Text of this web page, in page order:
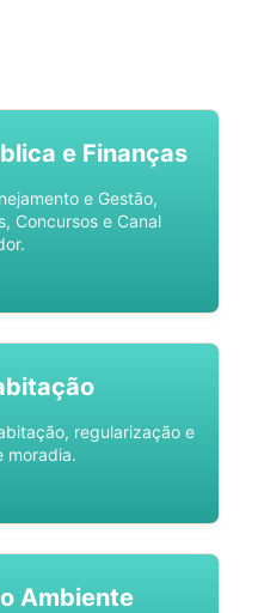
e Finanças
e Gestão,
Concursos e Canal
regularização e
moradia.
Ambiente